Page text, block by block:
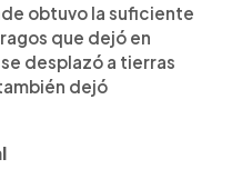
obtuvo la suficiente
que dejó en
desplazó a tierras
dejó